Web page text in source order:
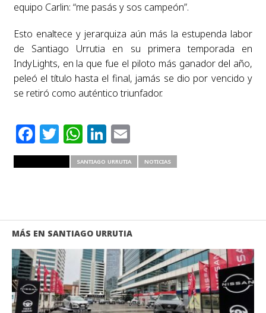
equipo Carlin: “me pasás y sos campeón”.
Esto enaltece y jerarquiza aún más la estupenda labor
de Santiago Urrutia en su primera temporada en
IndyLights, en la que fue el piloto más ganador del año,
peleó el título hasta el final, jamás se dio por vencido y
se retiró como auténtico triunfador.
Facebook
Twitter
WhatsApp
LinkedIn
Email
SANTIAGO URRUTIA NOTICIAS
MÁS EN SANTIAGO URRUTIA